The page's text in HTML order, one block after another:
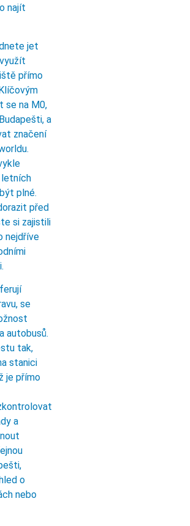
najít
jet
přímo
se na M0,
a
značení
letních
plné.
před
si zajistili
nejdříve
se
autobusů.
tak,
stanici
je přímo
a
o
nebo